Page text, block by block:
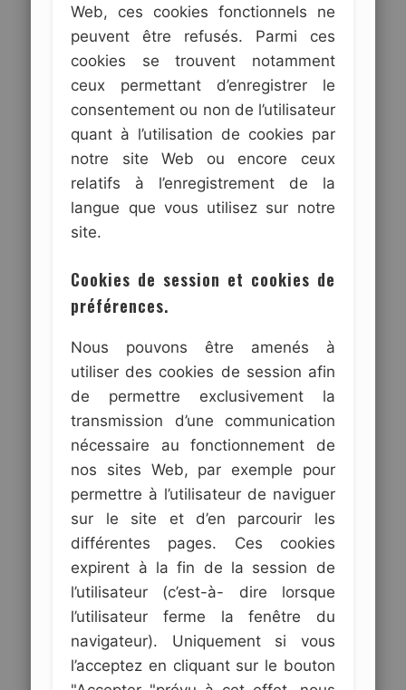
Web, ces cookies fonctionnels ne
peuvent être refusés. Parmi ces
cookies se trouvent notamment
ceux permettant d’enregistrer le
consentement ou non de l’utilisateur
quant à l’utilisation de cookies par
notre site Web ou encore ceux
relatifs à l’enregistrement de la
langue que vous utilisez sur notre
site.
Cookies de session et cookies de
préférences.
Nous pouvons être amenés à
utiliser des cookies de session afin
de permettre exclusivement la
transmission d’une communication
nécessaire au fonctionnement de
nos sites Web, par exemple pour
permettre à l’utilisateur de naviguer
sur le site et d’en parcourir les
différentes pages. Ces cookies
expirent à la fin de la session de
l’utilisateur (c’est-à- dire lorsque
l’utilisateur ferme la fenêtre du
navigateur). Uniquement si vous
l’acceptez en cliquant sur le bouton